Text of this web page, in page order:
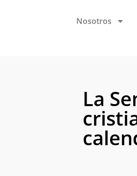
Nosotros
La